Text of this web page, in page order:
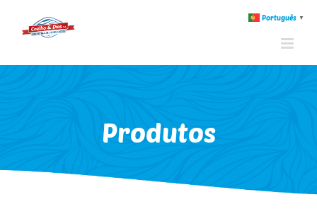
Produtos
Português ▼